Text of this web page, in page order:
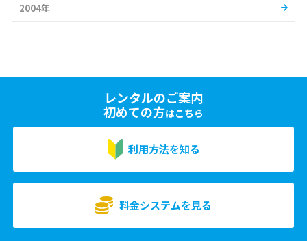
2004年
レンタルのご案内
初めての方はこちら
利用方法を知る
料金システムを見る